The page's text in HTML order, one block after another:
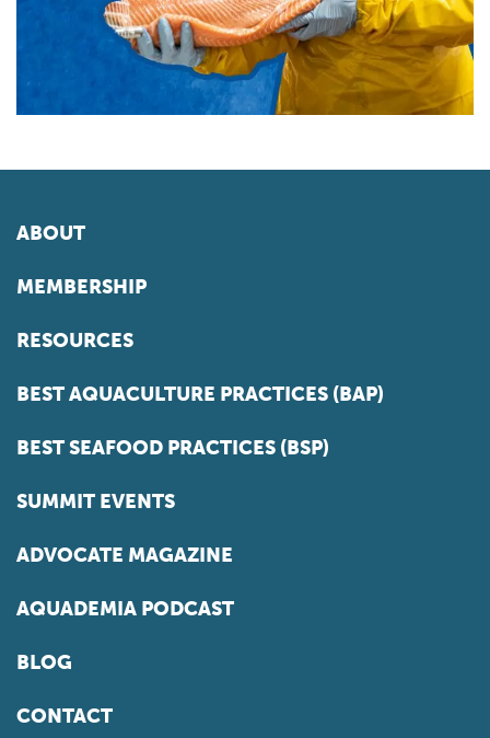
ABOUT
MEMBERSHIP
RESOURCES
BEST AQUACULTURE PRACTICES (BAP)
BEST SEAFOOD PRACTICES (BSP)
SUMMIT EVENTS
ADVOCATE MAGAZINE
AQUADEMIA PODCAST
BLOG
CONTACT